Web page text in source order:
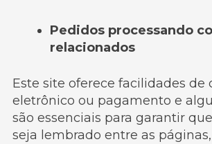
Pedidos processando
relacionados
Este site oferece facilidades de
eletrônico ou pagamento e
são essenciais para garantir
seja lembrado entre as